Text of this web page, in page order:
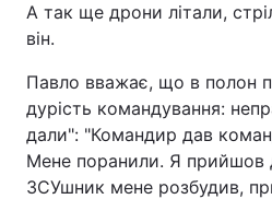
Україна
Спорт
Техно і зв'язок
А так ще дрони літали,
він.
Павло вважає, що в полон
дурість командування:
дали": "Командир дав
Мене поранили. Я
ЗСУшник мене розбудив,